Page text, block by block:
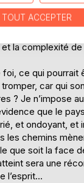
souvent à
à l’exercice
et la complexité
ce qui pourrait
tromper, car qui
? Je n’impose
que le
et ondoyant, et
les chemins
que soit la face
sera une
l’esprit...
TOUT ACCEPTER